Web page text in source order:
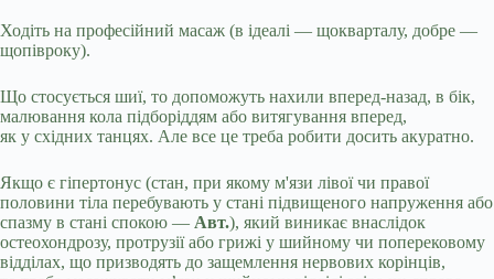
Ходіть на професійний масаж (в ідеалі — щокварталу, добре —
щопівроку).
Що стосується шиї, то допоможуть нахили вперед-назад, в бік,
малювання кола підборіддям або витягування вперед,
як у східних танцях. Але все це треба робити досить акуратно.
Якщо є гіпертонус (стан, при якому м'язи лівої чи правої
половини тіла перебувають у стані підвищеного напруження або
спазму в стані спокою — Авт.), який виникає внаслідок
остеохондрозу, протрузії або грижі у шийному чи поперековому
відділах, що призводять до защемлення нервових корінців,